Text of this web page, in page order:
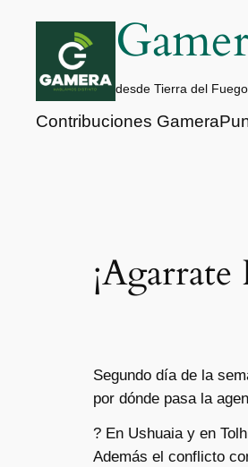
contenido
desde Tierra del
Contribuciones Gamera
Segundo día de la
por dónde pasa la
? En Ushuaia y en
Además el conflicto